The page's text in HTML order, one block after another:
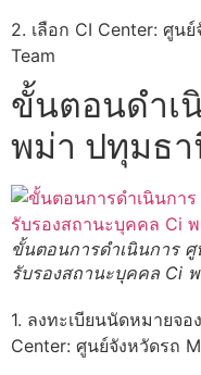
2. เลือก CI Center: ศูน
Team
ขั้นตอนดำเ
พม่า ปทุมธ
ขั้นตอนการดำเนินการ
รับรองสถานะบุคคล Ci
1. ลงทะเบียนนัดหมายจ
Center: ศูนย์จังหวัดรถ